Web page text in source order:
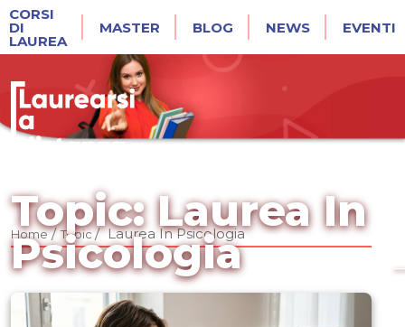
CORSI
DI
LAUREA
MASTER BLOG NEWS EVENTI
Topic: Laurea In
Psicologia
Home/ Topic/ Laurea In Psicologia